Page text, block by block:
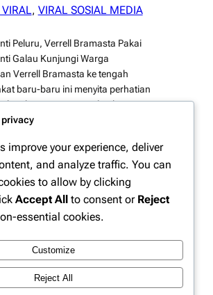
VIRAL, VIRAL SOSIAL MEDIA
Peluru, Verrell Bramasta Pakai
Galau Kunjungi Warga
Verrell Bramasta ke tengah
baru-baru ini menyita perhatian
karena pengawalan ketat
anti peluru seperti yang sering di
“Anti Galau” yang langsung
Aksi tersebut sontak viral di
dan memunculkan beragam…
Instagram
Facebook
X
privacy
improve your experience, deliver
and analyze traffic. You can
to allow by clicking
Accept All to consent or Reject
essential cookies.
Customize
Reject All